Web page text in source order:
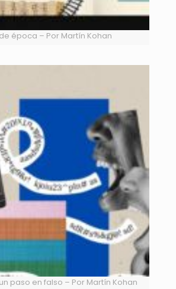
época – Por Martín Kohan
paso en falso – Por Martín Kohan